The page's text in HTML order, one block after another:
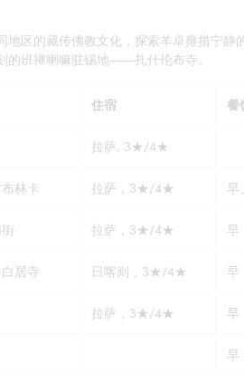
区的藏传佛教文化，探索羊卓雍措宁静
的班禅喇嘛驻锡地——扎什伦布寺。
住宿 餐
拉萨, 3★/4★
林卡 拉萨，3★/4★ 早
拉萨，3★/4★ 早
居寺 日喀则，3★/4★ 早
拉萨，3★/4★ 早
早